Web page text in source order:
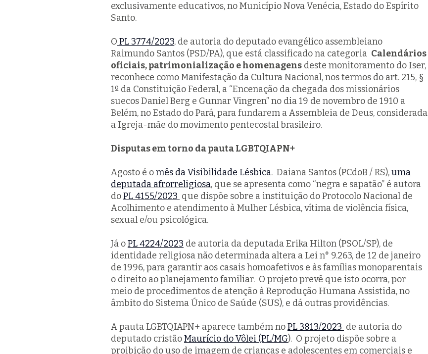
exclusivamente educativos, no Município Nova Venécia, Estado do Espírito
Santo.
O PL 3774/2023, de autoria do deputado evangélico assembleiano
Raimundo Santos (PSD/PA), que está classificado na categoria Calendários
oficiais, patrimonialização e homenagens deste monitoramento do Iser,
reconhece como Manifestação da Cultura Nacional, nos termos do art. 215, §
1º da Constituição Federal, a “Encenação da chegada dos missionários
suecos Daniel Berg e Gunnar Vingren” no dia 19 de novembro de 1910 a
Belém, no Estado do Pará, para fundarem a Assembleia de Deus, considerada
a Igreja-mãe do movimento pentecostal brasileiro.
Disputas em torno da pauta LGBTQIAPN+
Agosto é omês da Visibilidade Lésbica. Daiana Santos (PCdoB / RS),uma
deputada afrorreligiosa, que se apresenta como “negra e sapatão” é autora
doPL 4155/2023 que dispõe sobre a instituição do Protocolo Nacional de
Acolhimento e atendimento à Mulher Lésbica, vítima de violência física,
sexual e/ou psicológica.
Já oPL 4224/2023 de autoria da deputada Erika Hilton (PSOL/SP), de
identidade religiosa não determinada altera a Lei n° 9.263, de 12 de janeiro
de 1996, para garantir aos casais homoafetivos e às famílias monoparentais
o direito ao planejamento familiar. O projeto prevê que isto ocorra, por
meio de procedimentos de atenção à Reprodução Humana Assistida, no
âmbito do Sistema Único de Saúde (SUS), e dá outras providências.
A pauta LGBTQIAPN+ aparece também noPL 3813/2023 de autoria do
deputado cristãoMaurício do Vôlei (PL/MG). O projeto dispõe sobre a
proibição do uso de imagem de crianças e adolescentes em comerciais e